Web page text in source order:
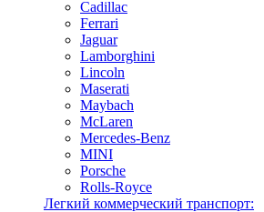
Cadillac
Ferrari
Jaguar
Lamborghini
Lincoln
Maserati
Maybach
McLaren
Mercedes-Benz
MINI
Porsche
Rolls-Royce
Легкий коммерческий транспорт: